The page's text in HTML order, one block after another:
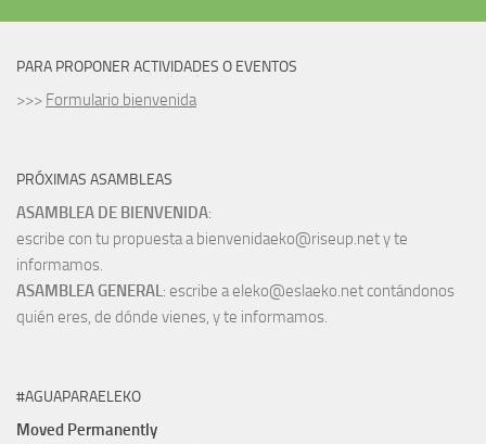
PARA PROPONER ACTIVIDADES O EVENTOS
>>> Formulario bienvenida
PRÓXIMAS ASAMBLEAS
ASAMBLEA DE BIENVENIDA:
escribe con tu propuesta a bienvenidaeko@riseup.net y te
informamos.
ASAMBLEA GENERAL : escribe a eleko@eslaeko.net contándonos
quién eres, de dónde vienes, y te informamos.
#AGUAPARAELEKO
Moved Permanently